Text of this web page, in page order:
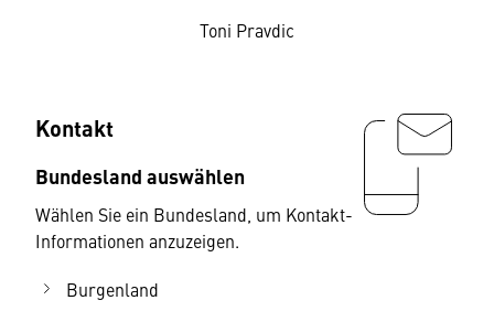
Toni Pravdic
Kontakt
Bundesland auswählen
Wählen Sie ein Bundesland, um Kontakt-
Informationen anzuzeigen.
Burgenland